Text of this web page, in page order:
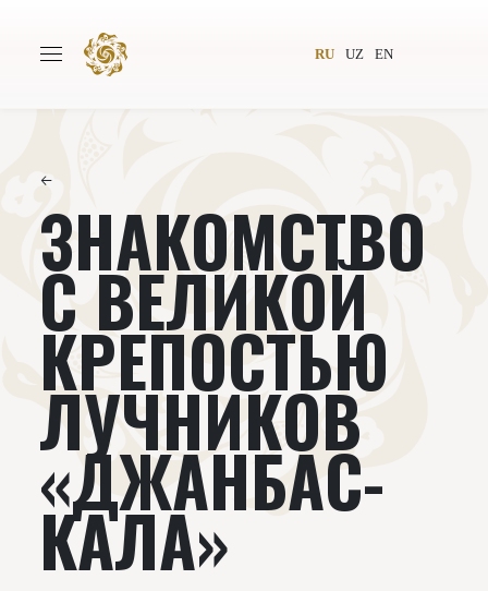
RU UZ EN
Авторы Всемирное общество
Издательство Новости
Проекты Подкасты
Книги Видеолекторий
←
ЗНАКОМСТВО
С ВЕЛИКОЙ
КРЕПОСТЬЮ
ЛУЧНИКОВ
«ДЖАНБАС-
КАЛА»